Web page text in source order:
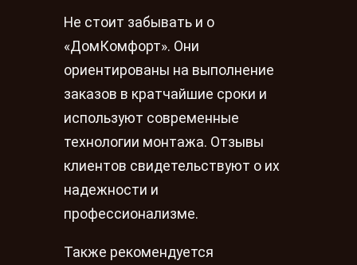
Не стоит забывать и о
«ДомКомфорт». Они
ориентированы на выполнение
заказов в кратчайшие сроки и
используют современные
технологии монтажа. Отзывы
клиентов свидетельствуют о их
надежности и
профессионализме.
Также рекомендуется